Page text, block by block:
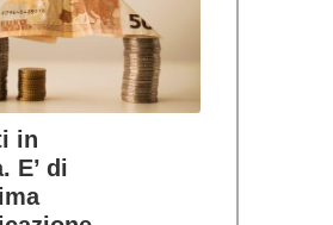
in
E’ di